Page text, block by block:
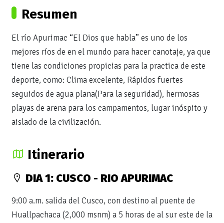
Resumen
El río Apurimac “El Dios que habla” es uno de los
mejores ríos de en el mundo para hacer canotaje, ya que
tiene las condiciones propicias para la practica de este
deporte, como: Clima excelente, Rápidos fuertes
seguidos de agua plana(Para la seguridad), hermosas
playas de arena para los campamentos, lugar inóspito y
aislado de la civilización.
Itinerario
DIA 1: CUSCO - RIO APURIMAC
9:00 a.m. salida del Cusco, con destino al puente de
Huallpachaca (2,000 msnm) a 5 horas de al sur este de la